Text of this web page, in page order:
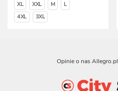
XL XXL M
L
4XL
3XL
Opinie o nas Allegro.pl